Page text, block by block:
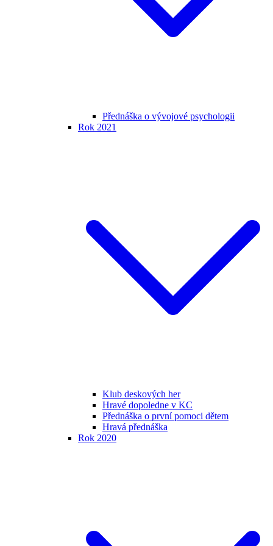
Přednáška o vývojové psychologii
Rok 2021
Klub deskových her
Hravé dopoledne v KC
Přednáška o první pomoci dětem
Hravá přednáška
Rok 2020